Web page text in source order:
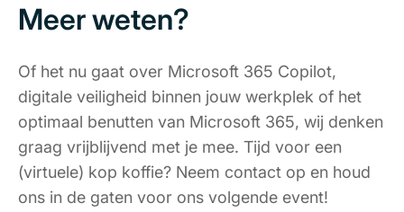
Meer weten?
Of het nu gaat over Microsoft 365 Copilot,
digitale veiligheid binnen jouw werkplek of het
optimaal benutten van Microsoft 365, wij denken
graag vrijblijvend met je mee. Tijd voor een
(virtuele) kop koffie? Neem contact op en houd
ons in de gaten voor ons volgende event!